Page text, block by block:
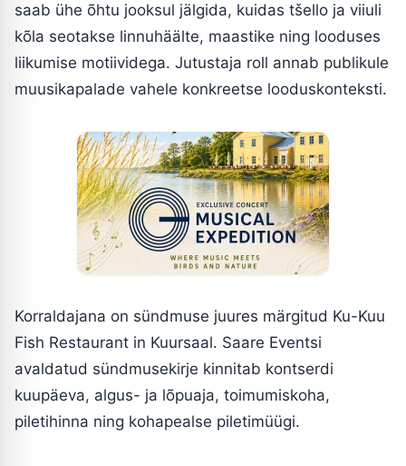
saab ühe õhtu jooksul jälgida, kuidas tšello ja viiuli
kõla seotakse linnuhäälte, maastike ning looduses
liikumise motiividega. Jutustaja roll annab publikule
muusikapalade vahele konkreetse looduskonteksti.
Korraldajana on sündmuse juures märgitud Ku-Kuu
Fish Restaurant in Kuursaal. Saare Eventsi
avaldatud sündmusekirje kinnitab kontserdi
kuupäeva, algus- ja lõpuaja, toimumiskoha,
piletihinna ning kohapealse piletimüügi.